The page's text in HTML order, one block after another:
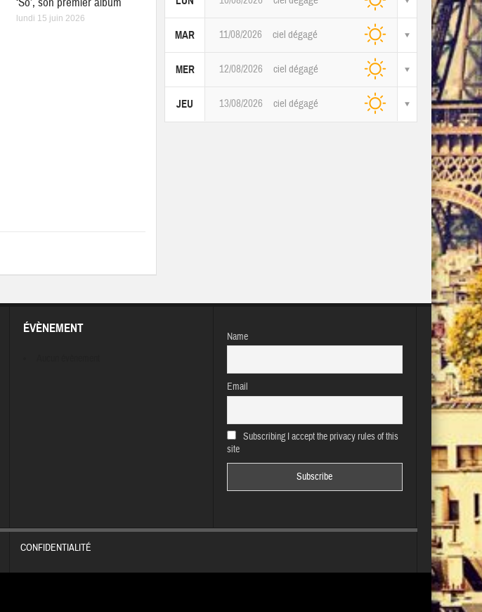
lundi 15 juin 2026
MAR 11/08/2026 ciel dégagé
MER 12/08/2026 ciel dégagé
JEU 13/08/2026 ciel dégagé
ÉVÈNEMENT
Name
Email
Subscribing I accept the privacy rules of this
site
CONFIDENTIALITÉ